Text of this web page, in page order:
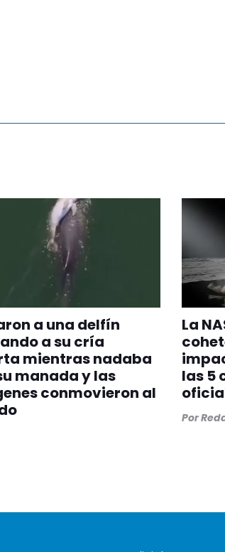
a una delfín
a su cría
mientras nadaba
manada y las
conmovieron al
La
las 5
Por